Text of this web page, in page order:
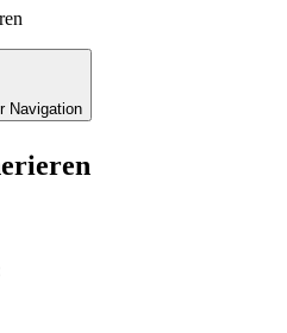
Navigation